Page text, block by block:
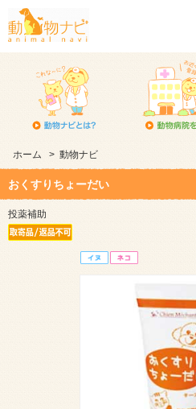
ホーム > 動物ナビ
おくすりちょーだい
投薬補助